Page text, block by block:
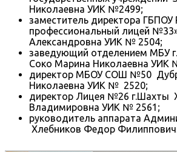
Николаевна УИК №2499;
заместитель директора ГБПОУ
профессиональный лицей
Александровна УИК № 2504;
заведующий отделением
Соко Марина Николаевна УИК
директор МБОУ СОШ №50
Николаевна УИК № 2520;
директор Лицея №26 г.Шахты
Владимировна УИК № 2561;
руководитель аппарата
Хлебников Федор